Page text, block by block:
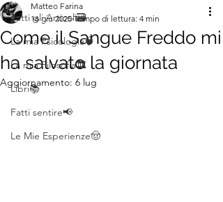
Tutti gli Articoli🗃️
La mia Psicologia🧠
La mia Filosofia🏛️
Libri📚
Fatti sentire📢
Le Mie Esperienze🤠
Come il Sangue Freddo mi
ha salvato la giornata
Matteo Farina
16 giu 2025 Tempo di lettura: 4 min
Aggiornamento: 6 lug